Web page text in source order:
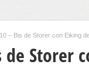
– Bis de Storer con Eiking
de Storer